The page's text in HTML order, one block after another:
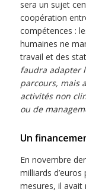
sera un sujet
coopération
compétences :
humaines ne
travail et des
faudra adapter
parcours, mais
activités non
ou de
Un
En novembre
milliards d’euros
mesures, il